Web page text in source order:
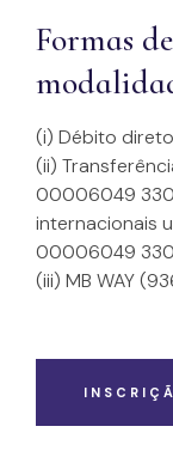
Formas
(i) Débito
(ii)
00006049 330
internacionais
00006049 330
(iii) MB WAY